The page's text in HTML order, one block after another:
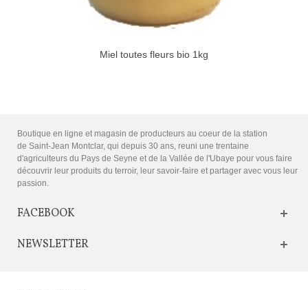
Miel toutes fleurs bio 1kg
Boutique en ligne et magasin de producteurs au coeur de la station
de Saint-Jean Montclar, qui depuis 30 ans, reuni une trentaine
d'agriculteurs du Pays de Seyne et de la Vallée de l'Ubaye pour vous faire
découvrir leur produits du terroir, leur savoir-faire et partager avec vous leur
passion.
FACEBOOK
NEWSLETTER